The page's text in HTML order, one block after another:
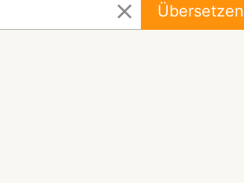
Übersetzen